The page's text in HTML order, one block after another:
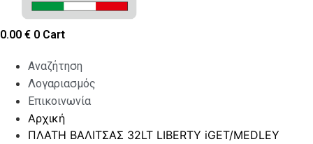
0.00 € 0 Cart
Αναζήτηση
Λογαριασμός
Επικοινωνία
Αρχική
ΠΛΑΤΗ ΒΑΛΙΤΣΑΣ 32LT LIBERTY iGET/MEDLEY